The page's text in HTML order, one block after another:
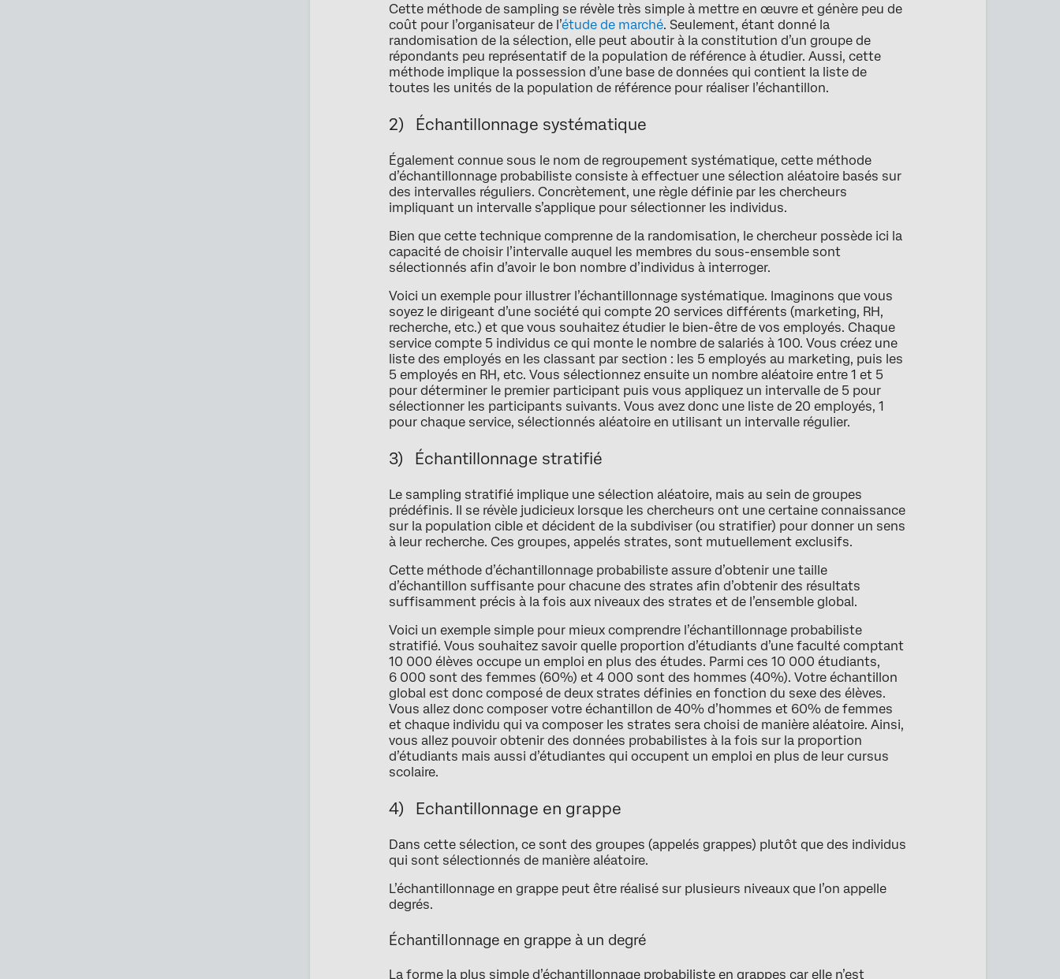
Cette méthode de sampling se révèle très simple à mettre en œuvre et génère peu de
coût pour l’organisateur de l’étude de marché. Seulement, étant donné la
randomisation de la sélection, elle peut aboutir à la constitution d’un groupe de
répondants peu représentatif de la population de référence à étudier. Aussi, cette
méthode implique la possession d’une base de données qui contient la liste de
toutes les unités de la population de référence pour réaliser l’échantillon.
2) Échantillonnage systématique
Également connue sous le nom de regroupement systématique, cette méthode
d’échantillonnage probabiliste consiste à effectuer une sélection aléatoire basés sur
des intervalles réguliers. Concrètement, une règle définie par les chercheurs
impliquant un intervalle s’applique pour sélectionner les individus.
Bien que cette technique comprenne de la randomisation, le chercheur possède ici la
capacité de choisir l’intervalle auquel les membres du sous-ensemble sont
sélectionnés afin d’avoir le bon nombre d’individus à interroger.
Voici un exemple pour illustrer l’échantillonnage systématique. Imaginons que vous
soyez le dirigeant d’une société qui compte 20 services différents (marketing, RH,
recherche, etc.) et que vous souhaitez étudier le bien-être de vos employés. Chaque
service compte 5 individus ce qui monte le nombre de salariés à 100. Vous créez une
liste des employés en les classant par section : les 5 employés au marketing, puis les
5 employés en RH, etc. Vous sélectionnez ensuite un nombre aléatoire entre 1 et 5
pour déterminer le premier participant puis vous appliquez un intervalle de 5 pour
sélectionner les participants suivants. Vous avez donc une liste de 20 employés, 1
pour chaque service, sélectionnés aléatoire en utilisant un intervalle régulier.
3) Échantillonnage stratifié
Le sampling stratifié implique une sélection aléatoire, mais au sein de groupes
prédéfinis. Il se révèle judicieux lorsque les chercheurs ont une certaine connaissance
sur la population cible et décident de la subdiviser (ou stratifier) pour donner un sens
à leur recherche. Ces groupes, appelés strates, sont mutuellement exclusifs.
Cette méthode d’échantillonnage probabiliste assure d’obtenir une taille
d’échantillon suffisante pour chacune des strates afin d’obtenir des résultats
suffisamment précis à la fois aux niveaux des strates et de l’ensemble global.
Voici un exemple simple pour mieux comprendre l’échantillonnage probabiliste
stratifié. Vous souhaitez savoir quelle proportion d’étudiants d’une faculté comptant
10 000 élèves occupe un emploi en plus des études. Parmi ces 10 000 étudiants,
6 000 sont des femmes (60%) et 4 000 sont des hommes (40%). Votre échantillon
global est donc composé de deux strates définies en fonction du sexe des élèves.
Vous allez donc composer votre échantillon de 40% d’hommes et 60% de femmes
et chaque individu qui va composer les strates sera choisi de manière aléatoire. Ainsi,
vous allez pouvoir obtenir des données probabilistes à la fois sur la proportion
d’étudiants mais aussi d’étudiantes qui occupent un emploi en plus de leur cursus
scolaire.
4) Echantillonnage en grappe
Dans cette sélection, ce sont des groupes (appelés grappes) plutôt que des individus
qui sont sélectionnés de manière aléatoire.
L’échantillonnage en grappe peut être réalisé sur plusieurs niveaux que l’on appelle
degrés.
Échantillonnage en grappe à un degré
La forme la plus simple d’échantillonnage probabiliste en grappes car elle n’est